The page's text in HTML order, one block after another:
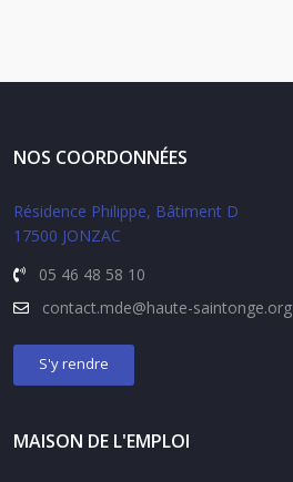
NOS COORDONNÉES
Résidence Philippe, Bâtiment D
17500 JONZAC
05 46 48 58 10
contact.mde@haute-saintonge.org
S'y rendre
MAISON DE L'EMPLOI